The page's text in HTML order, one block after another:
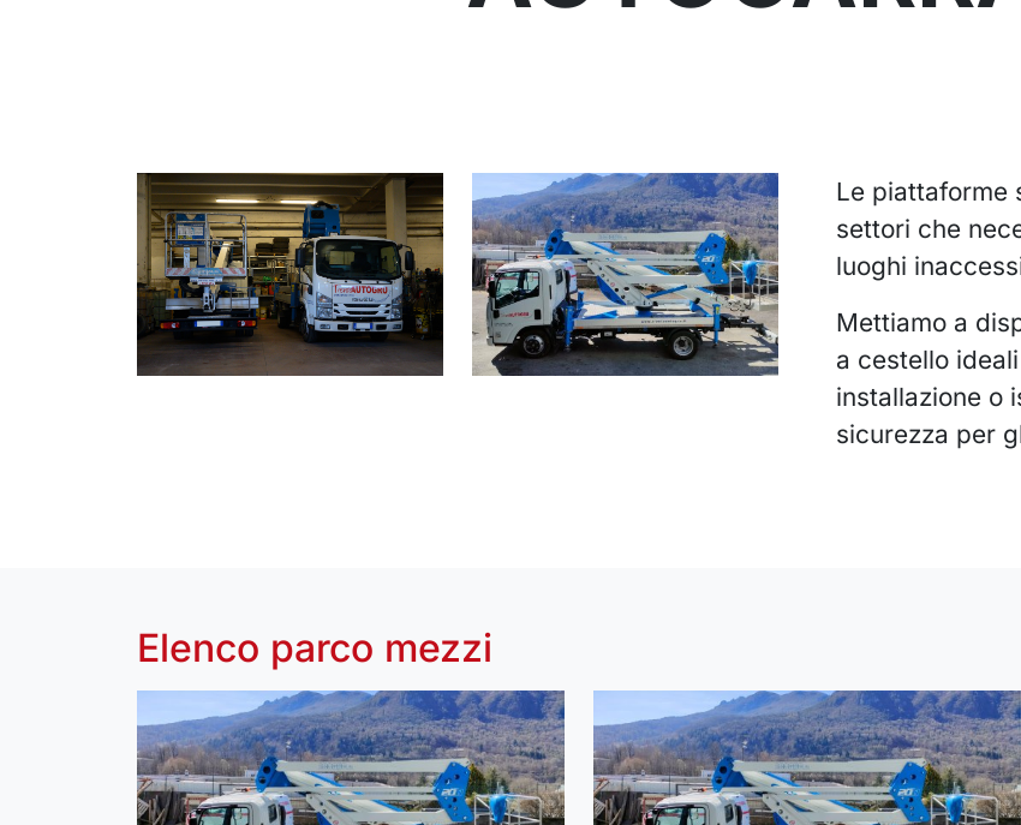
Le piattaforme
settori che
luoghi
Mettiamo a
a cestello
installazione o
sicurezza per
Elenco parco mezzi